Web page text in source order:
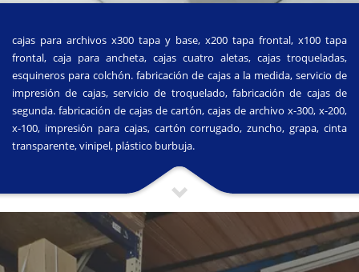
cajas para archivos x300 tapa y base, x200 tapa frontal, x100 tapa
frontal, caja para ancheta, cajas cuatro aletas, cajas troqueladas,
esquineros para colchón. fabricación de cajas a la medida, servicio de
impresión de cajas, servicio de troquelado, fabricación de cajas de
segunda. fabricación de cajas de cartón, cajas de archivo x-300, x-200,
x-100, impresión para cajas, cartón corrugado, zuncho, grapa, cinta
transparente, vinipel, plástico burbuja.